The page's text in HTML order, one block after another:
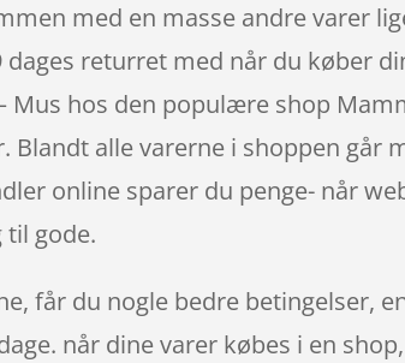
med en masse andre varer
returret med når du køber
Mus hos den populære shop
alle varerne i shoppen går
online sparer du penge- når
gode.
får du nogle bedre betingelser,
når dine varer købes i en